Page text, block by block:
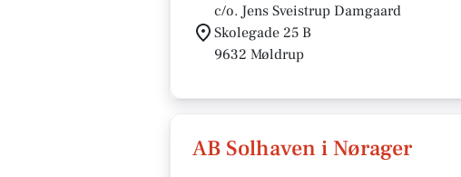
c/o. Jens Sveistrup Damgaard
Skolegade 25 B
9632 Møldrup
AB Solhaven i Nørager